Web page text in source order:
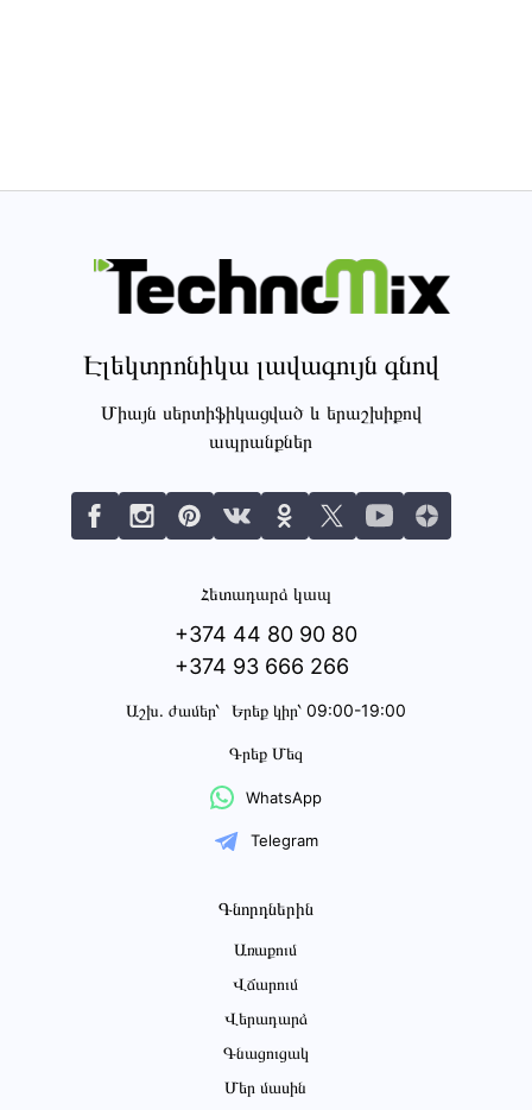
Էլեկտրոնիկա լավագույն գնով
Միայն սերտիֆիկացված և երաշխիքով
ապրանքներ
Հետադարձ կապ
+374 44 80 90 80
+374 93 666 266
Աշխ․ ժամեր՝ Երեք կիր՝ 09:00-19:00
Գրեք Մեզ
WhatsApp
Telegram
Գնորդներին
Առաքում
Վճարում
Վերադարձ
Գնացուցակ
Մեր մասին